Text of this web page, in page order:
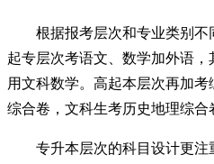
根据报考层次和专业类别
起专层次考语文、数学加外语
用文科数学。高起本层次再加
综合卷，文科生考历史地理综合
专升本层次的科目设计更